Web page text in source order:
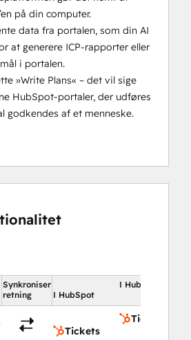
på din computer.
data fra portalen, som din AI
at generere ICP-rapporter eller
i portalen.
»Write Plans« – det vil sige
HubSpot-portaler, der udføres
godkendes af et menneske.
Synkroniser
retning
I HubSpot
I HubSpot
Tickets
Tickets